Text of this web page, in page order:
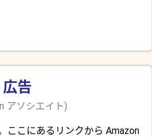
広告
アソシエイト)
ここにあるリンクから Amazon